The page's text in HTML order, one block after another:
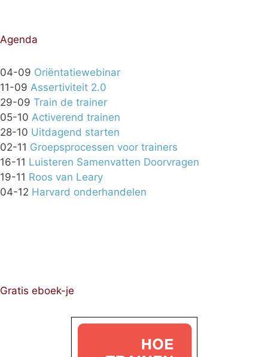
Agenda
04-09 Oriëntatiewebinar
11-09 Assertiviteit 2.0
29-09 Train de trainer
05-10 Activerend trainen
28-10 Uitdagend starten
02-11 Groepsprocessen voor trainers
16-11 Luisteren Samenvatten Doorvragen
19-11 Roos van Leary
04-12 Harvard onderhandelen
Gratis eboek-je